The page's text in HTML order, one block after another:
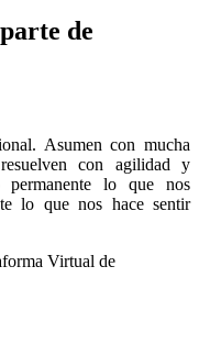
de
Asumen con mucha
con agilidad y
permanente lo que nos
lo que nos hace sentir
Virtual de